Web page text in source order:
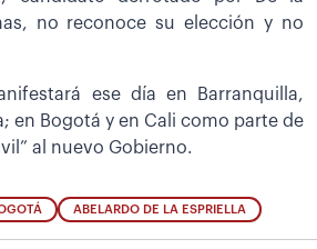
no reconoce su elección y no
ese día en Barranquilla,
en Bogotá y en Cali como parte de
al nuevo Gobierno.
ABELARDO DE LA ESPRIELLA